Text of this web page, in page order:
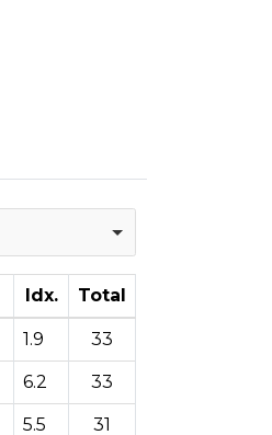
Idx. Total
1.9 33
6.2 33
5.5 31